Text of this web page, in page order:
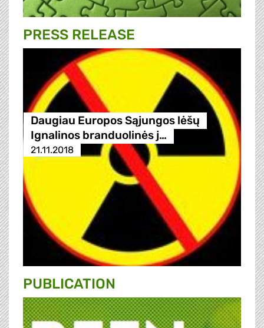
PRESS RELEASE
Daugiau Europos Sąjungos lėšų
Ignalinos branduolinės j…
21.11.2018
PUBLICATION